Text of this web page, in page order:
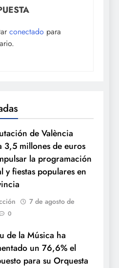
conectado para
de València
3,5 millones de euros
la programación
y fiestas populares en
7 de agosto de
0
de la Música ha
un 76,6% el
para su Orquesta